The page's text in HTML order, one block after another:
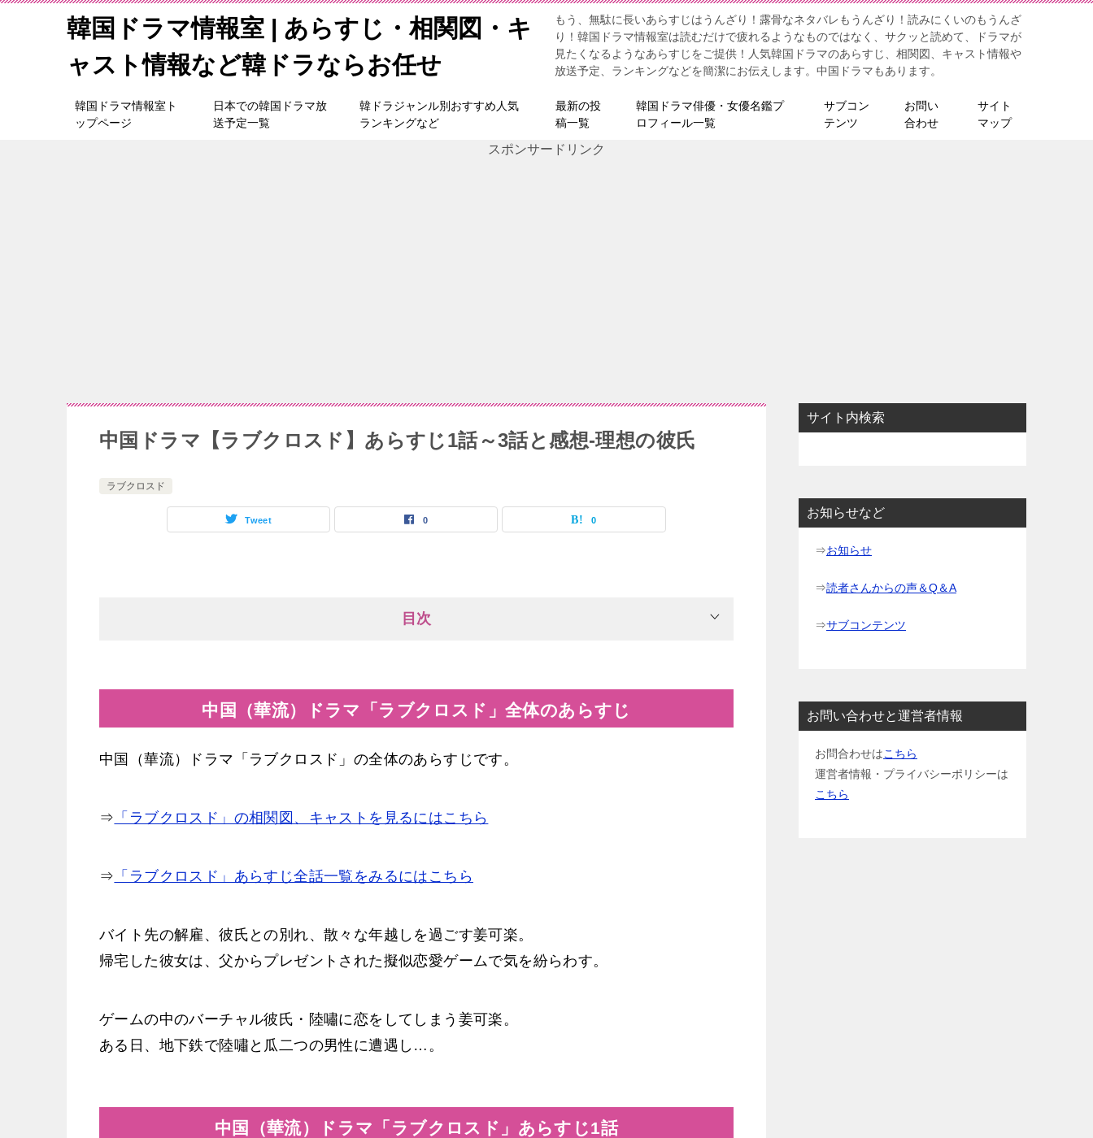
韓国ドラマ情報室 | あらすじ・相関図・キ
ャスト情報など韓ドラならお任せ
もう、無駄に長いあらすじはうんざり！露骨なネタバレもうんざり！読みにくいのもうんざ
り！韓国ドラマ情報室は読むだけで疲れるようなものではなく、サクッと読めて、ドラマが
見たくなるようなあらすじをご提供！人気韓国ドラマのあらすじ、相関図、キャスト情報や
放送予定、ランキングなどを簡潔にお伝えします。中国ドラマもあります。
韓国ドラマ情報室ト
ップページ
日本での韓国ドラマ放
送予定一覧
韓ドラジャンル別おすすめ人気
ランキングなど
最新の投
稿一覧
韓国ドラマ俳優・女優名鑑プ
ロフィール一覧
サブコン
テンツ
お問い
合わせ
サイト
マップ
スポンサードリンク
中国ドラマ【ラブクロスド】あらすじ1話～3話と感想-理想の彼氏
ラブクロスド
Tweet 0 0
目次
中国（華流）ドラマ「ラブクロスド」全体のあらすじ
中国（華流）ドラマ「ラブクロスド」の全体のあらすじです。
⇒ 「ラブクロスド」の相関図、キャストを見るにはこちら
⇒ 「ラブクロスド」あらすじ全話一覧をみるにはこちら
バイト先の解雇、彼氏との別れ、散々な年越しを過ごす姜可楽。
帰宅した彼女は、父からプレゼントされた擬似恋愛ゲームで気を紛らわす。
ゲームの中のバーチャル彼氏・陸嘯に恋をしてしまう姜可楽。
ある日、地下鉄で陸嘯と瓜二つの男性に遭遇し…。
中国（華流）ドラマ「ラブクロスド」あらすじ1話
サイト内検索
お知らせなど
⇒お知らせ
⇒読者さんからの声＆Q＆A
⇒サブコンテンツ
お問い合わせと運営者情報
お問合わせはこちら
運営者情報・プライバシーポリシーは
こちら